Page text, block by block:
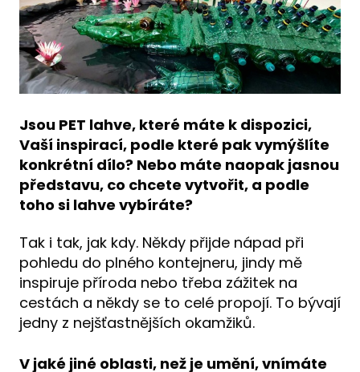
Jsou PET lahve, které máte k dispozici,
Vaší inspirací, podle které pak vymýšlíte
konkrétní dílo? Nebo máte naopak jasnou
představu, co chcete vytvořit, a podle
toho si lahve vybíráte?
Tak i tak, jak kdy. Někdy přijde nápad při
pohledu do plného kontejneru, jindy mě
inspiruje příroda nebo třeba zážitek na
cestách a někdy se to celé propojí. To bývají
jedny z nejšťastnějších okamžiků.
V jaké jiné oblasti, než je umění, vnímáte